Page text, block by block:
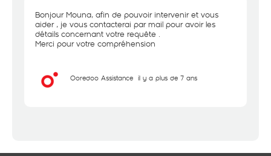
Bonjour Mouna, afin de pouvoir intervenir et vous
aider , je vous contacterai par mail pour avoir les
détails concernant votre requête .
Merci pour votre compréhension
Ooredoo Assistance il y a plus de 7 ans